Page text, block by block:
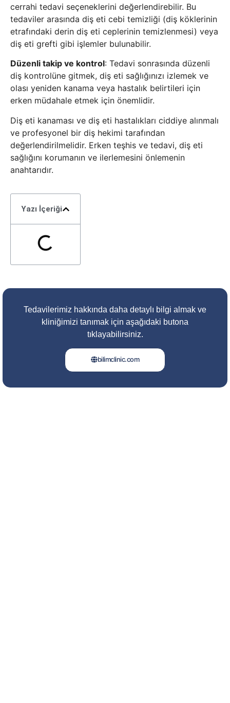
cerrahi tedavi seçeneklerini değerlendirebilir. Bu
tedaviler arasında diş eti cebi temizliği (diş köklerinin
etrafındaki derin diş eti ceplerinin temizlenmesi) veya
diş eti grefti gibi işlemler bulunabilir.
Düzenli takip ve kontrol: Tedavi sonrasında düzenli
diş kontrolüne gitmek, diş eti sağlığınızı izlemek ve
olası yeniden kanama veya hastalık belirtileri için
erken müdahale etmek için önemlidir.
Diş eti kanaması ve diş eti hastalıkları ciddiye alınmalı
ve profesyonel bir diş hekimi tarafından
değerlendirilmelidir. Erken teşhis ve tedavi, diş eti
sağlığını korumanın ve ilerlemesini önlemenin
anahtarıdır.
Yazı İçeriği
Tedavilerimiz hakkında daha detaylı bilgi almak ve
kliniğimizi tanımak için aşağıdaki butona
tıklayabilirsiniz.
bilimclinic.com